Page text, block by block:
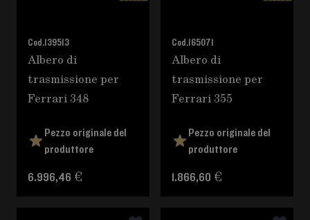
Cod.139513
Albero di
trasmissione per
Ferrari 348
Pezzo originale del
produttore
6.996,46 €
Cod.165071
Albero di
trasmissione per
Ferrari 355
Pezzo originale del
produttore
1.866,60 €